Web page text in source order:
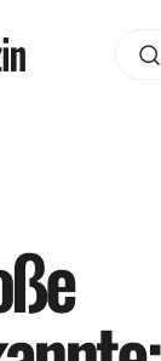
ße